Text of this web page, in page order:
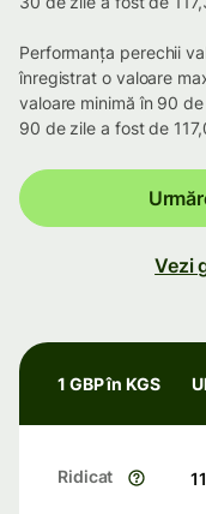
Performanța perechii
înregistrat o valoare
valoare minimă în 90
90 de zile a fost de
Vezi
1 GBP în KGS
Ridicat